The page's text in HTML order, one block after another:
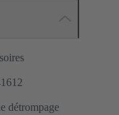
détrompage